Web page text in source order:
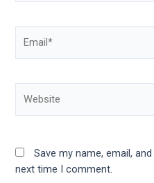
Save my name, email,
next time I comment.